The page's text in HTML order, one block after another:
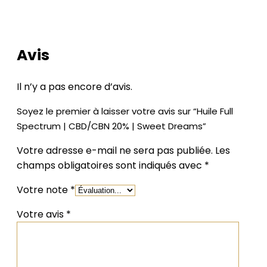
Avis
Il n’y a pas encore d’avis.
Soyez le premier à laisser votre avis sur “Huile Full
Spectrum | CBD/CBN 20% | Sweet Dreams”
Votre adresse e-mail ne sera pas publiée. Les
champs obligatoires sont indiqués avec *
Votre note *
Votre avis *